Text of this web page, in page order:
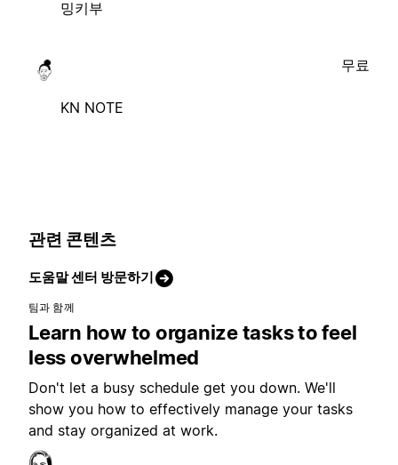
밍키부
KN NOTE
무료
관련 콘텐츠
도움말 센터 방문하기
팀과 함께
Learn how to organize tasks to feel
less overwhelmed
Don't let a busy schedule get you down. We'll
show you how to effectively manage your tasks
and stay organized at work.